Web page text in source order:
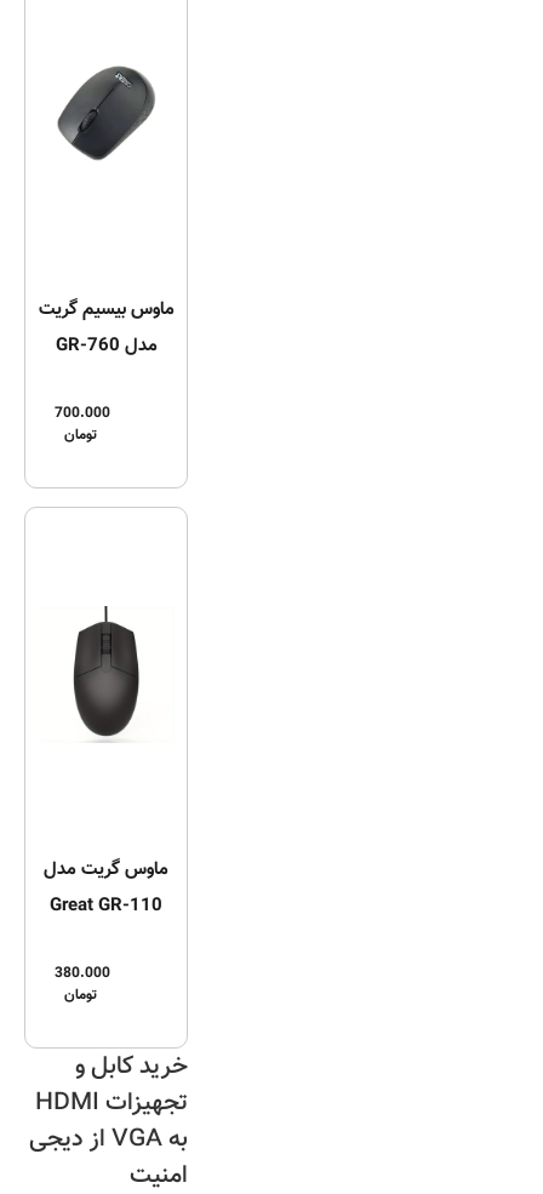
ماوس بیسیم گریت
مدل GR-760
700.000
تومان
ماوس گریت مدل
Great GR-110
380.000
تومان
خرید کابل و
تجهیزات HDMI
به VGA از دیجی
امنیت